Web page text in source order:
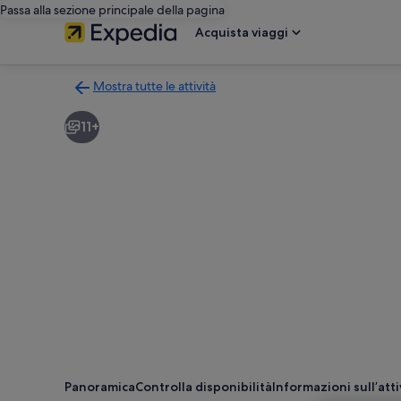
Passa alla sezione principale della pagina
Acquista viaggi
Mostra tutte le attività
alla
pagina
11+
PanoramicaControlla disponibilitàInformazioni